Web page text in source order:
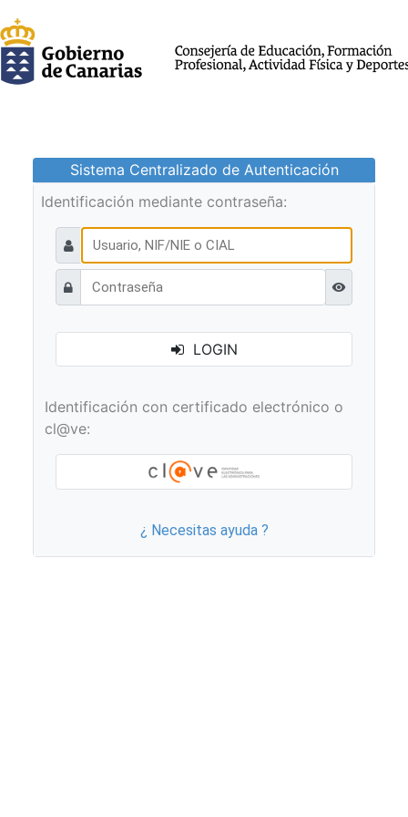
Sistema Centralizado de Autenticación
Identificación mediante contraseña:
Ver
LOGIN
Identificación con certificado electrónico o
cl@ve:
¿ Necesitas ayuda ?